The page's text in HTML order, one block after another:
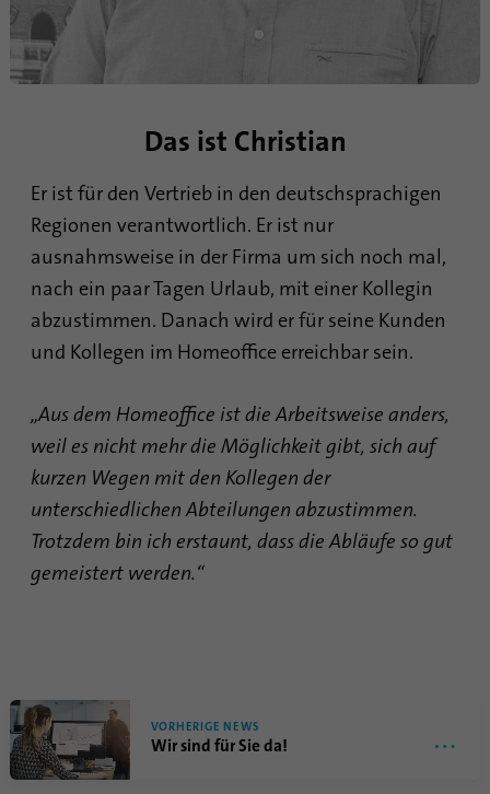
Das ist Christian
Er ist für den Vertrieb in den deutschsprachigen
Regionen verantwortlich. Er ist nur
ausnahmsweise in der Firma um sich noch mal,
nach ein paar Tagen Urlaub, mit einer Kollegin
abzustimmen. Danach wird er für seine Kunden
und Kollegen im Homeoffice erreichbar sein.
„Aus dem Homeoffice ist die Arbeitsweise anders,
weil es nicht mehr die Möglichkeit gibt, sich auf
kurzen Wegen mit den Kollegen der
unterschiedlichen Abteilungen abzustimmen.
Trotzdem bin ich erstaunt, dass die Abläufe so gut
gemeistert werden.“
VORHERIGE NEWS
Wir sind für Sie da!